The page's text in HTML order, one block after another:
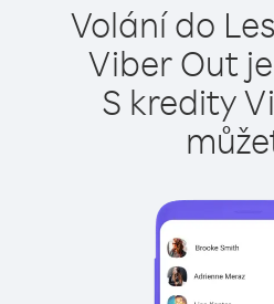
Volání do
Viber Out
S kredity